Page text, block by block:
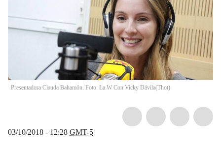
Presentadora Clauda Bahamón. Foto: La W Con Vicky Dávila(Thot)
03/10/2018 - 12:28 GMT-5